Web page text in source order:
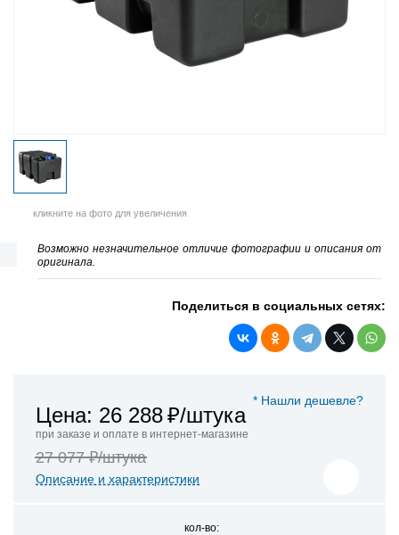
кликните на фото для увеличения
Возможно незначительное отличие фотографии и описания от
оригинала.
Поделиться в социальных сетях:
* Нашли дешевле?
Цена: 26 288₽/штука
при заказе и оплате в интернет-магазине
27 077 ₽/штука
Описание и характеристики
кол-во: